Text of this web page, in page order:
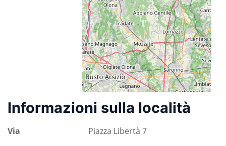
Informazioni sulla località
Via Piazza Libertà 7